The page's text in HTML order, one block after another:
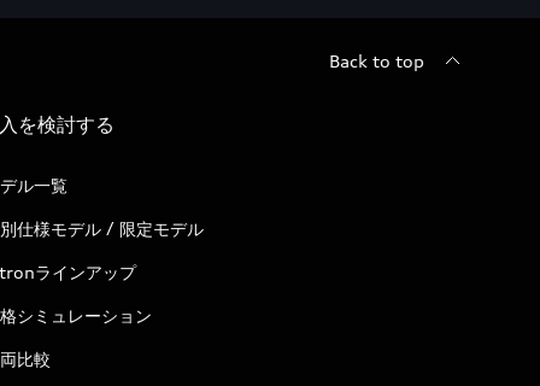
Back to top
を検討する
ル一覧
仕様モデル / 限定モデル
ラインアップ
シミュレーション
比較